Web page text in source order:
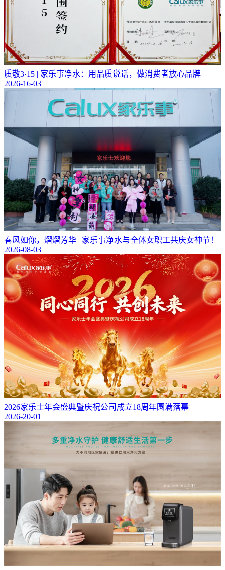
质敬3·15 | 家乐事净水：用品质说话，做消费者放心品牌
2026-16-03
春风如你，熠熠芳华 | 家乐事净水与全体女职工共庆女神节！
2026-08-03
2026家乐士年会盛典暨庆祝公司成立18周年圆满落幕
2026-20-01